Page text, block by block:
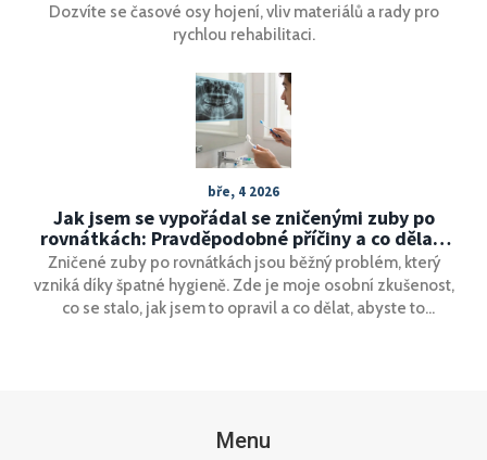
Dozvíte se časové osy hojení, vliv materiálů a rady pro
rychlou rehabilitaci.
bře, 4 2026
Jak jsem se vypořádal se zničenými zuby po
rovnátkách: Pravděpodobné příčiny a co dělat,
když se to stane i vám
Zničené zuby po rovnátkách jsou běžný problém, který
vzniká díky špatné hygieně. Zde je moje osobní zkušenost,
co se stalo, jak jsem to opravil a co dělat, abyste to
Menu